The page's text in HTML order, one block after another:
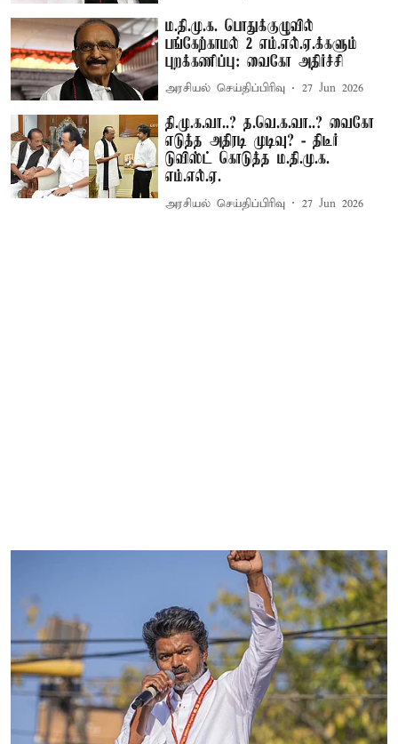
ம.தி.மு.க. பொதுக்குழுவில்
பங்கேற்காமல் 2 எம்.எல்.ஏ.க்களும்
புறக்கணிப்பு: வைகோ அதிர்ச்சி
அரசியல் செய்திப்பிரிவு 27 Jun 2026
தி.மு.க.வா..? த.வெ.க.வா..? வைகோ
எடுத்த அதிரடி முடிவு? - திடீர்
டுவிஸ்ட் கொடுத்த ம.தி.மு.க.
எம்.எல்.ஏ.
அரசியல் செய்திப்பிரிவு 27 Jun 2026